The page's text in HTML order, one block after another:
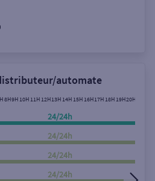
automate
8H9H 10H 11H 12H13H 14H 15H 16H17H 18H 19H20H
24/24h
24/24h
24/24h
24/24h